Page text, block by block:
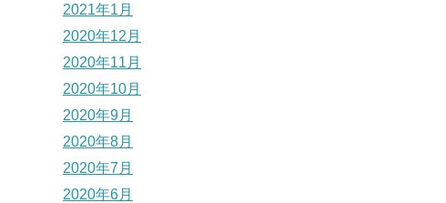
2021年1月
2020年12月
2020年11月
2020年10月
2020年9月
2020年8月
2020年7月
2020年6月